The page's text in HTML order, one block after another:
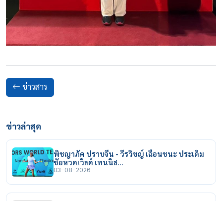
ข่าวสาร
ข่าวล่าสุด
พิชญาภัค ปราบจีน - วีรวิชญ์ เฉือนชนะ ประเดิม
ชัยหวดเวิลด์ เทนนิส…
03-08-2026